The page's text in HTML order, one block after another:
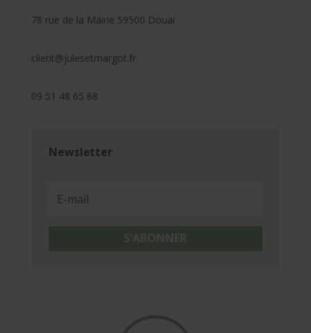
78 rue de la Mairie 59500 Douai
client@julesetmargot.fr
09 51 48 65 68
Newsletter
S'ABONNER